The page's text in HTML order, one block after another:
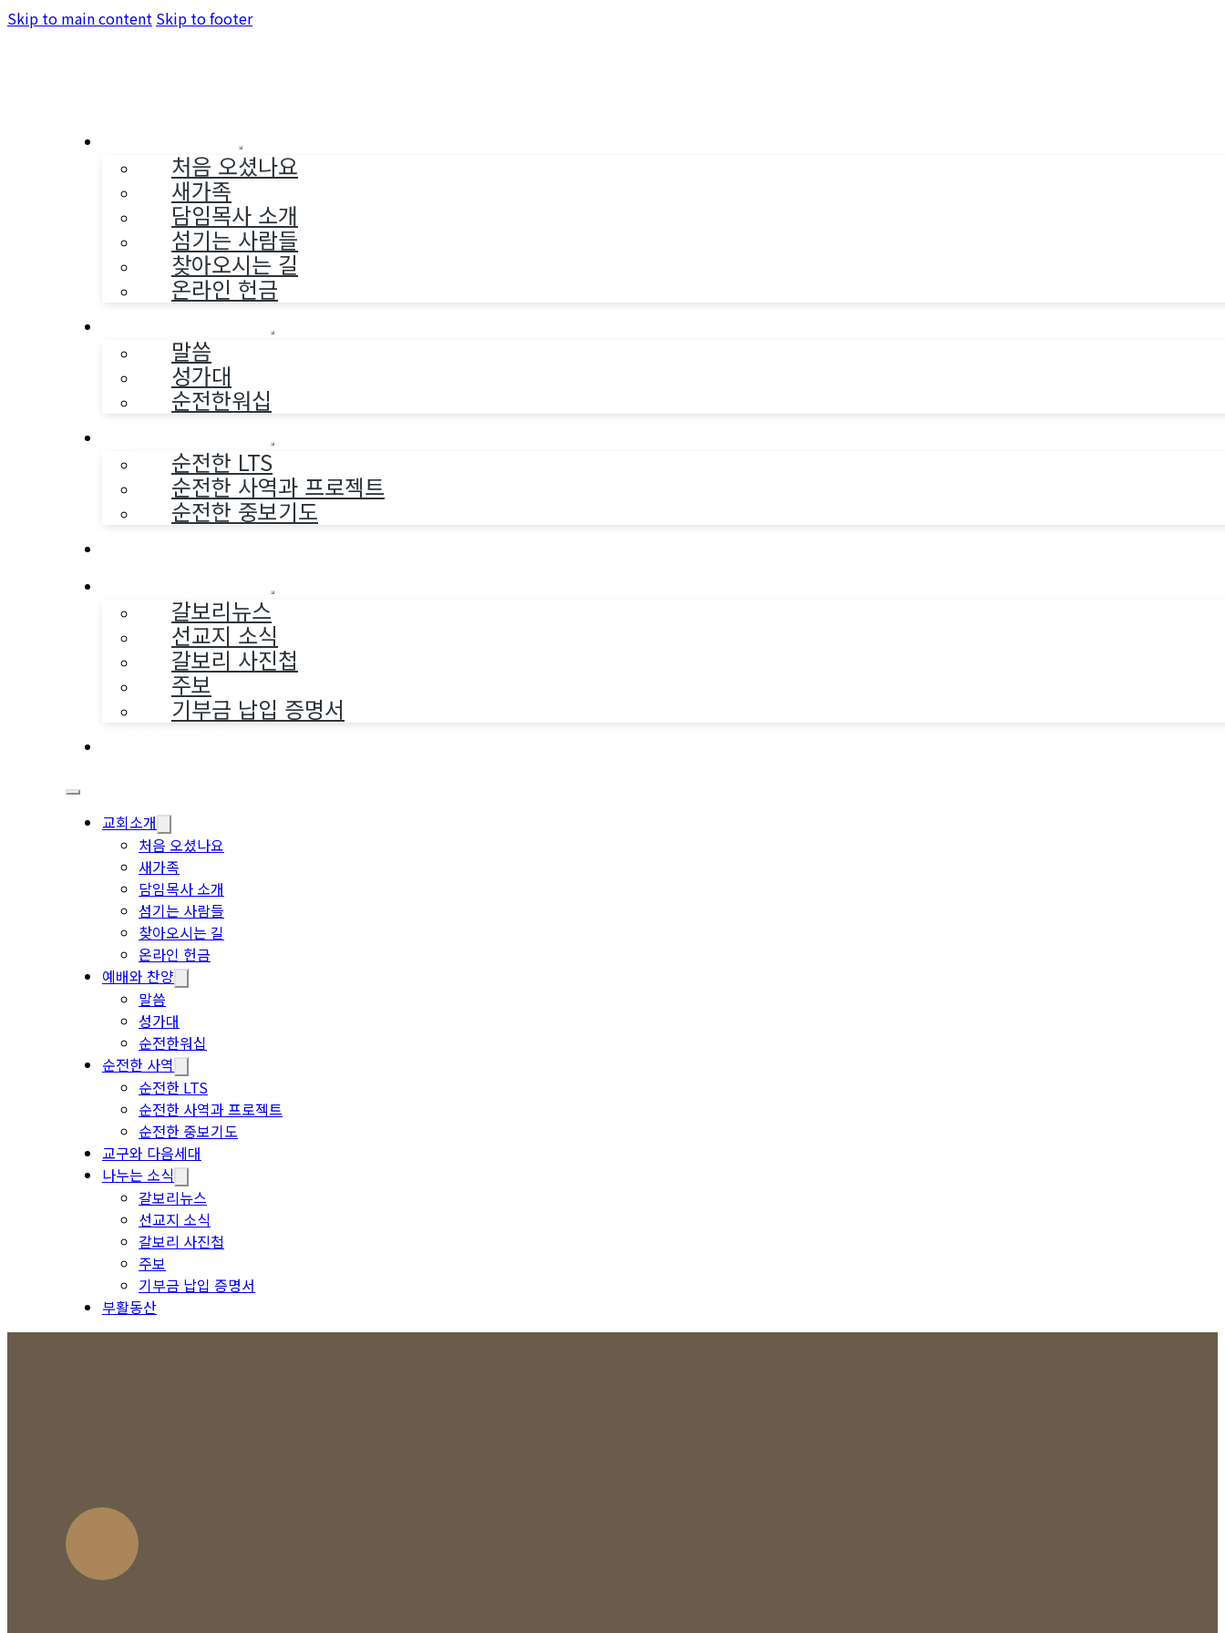
Skip to main content Skip to footer
처음 오셨나요
새가족
담임목사 소개
섬기는 사람들
찾아오시는 길
온라인 헌금
말씀
성가대
순전한워십
순전한 LTS
순전한 사역과 프로젝트
순전한 중보기도
갈보리뉴스
선교지 소식
갈보리 사진첩
주보
기부금 납입 증명서
교회소개
처음 오셨나요
새가족
담임목사 소개
섬기는 사람들
찾아오시는 길
온라인 헌금
예배와 찬양
말씀
성가대
순전한워십
순전한 사역
순전한 LTS
순전한 사역과 프로젝트
순전한 중보기도
교구와 다음세대
나누는 소식
갈보리뉴스
선교지 소식
갈보리 사진첩
주보
기부금 납입 증명서
부활동산